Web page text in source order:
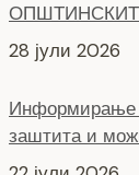
28 јули 2026
Информирање
заштита и